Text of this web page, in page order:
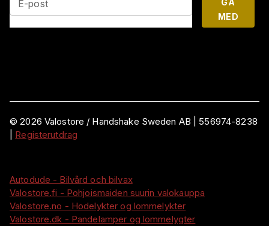
E-post
MED
©2026 Valostore / Handshake Sweden AB
556974-8238
Registerutdrag
Autodude - Bilvård och bilvax
Valostore.fi - Pohjoismaiden suurin valokauppa
Valostore.no - Hodelykter og lommelykter
Valostore.dk - Pandelamper og lommelygter